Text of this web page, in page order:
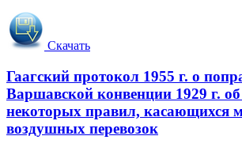
Скачать
Гаагский протокол 1955 г. о
Варшавской конвенции 1929 г.
некоторых правил, касающихся
воздушных перевозок